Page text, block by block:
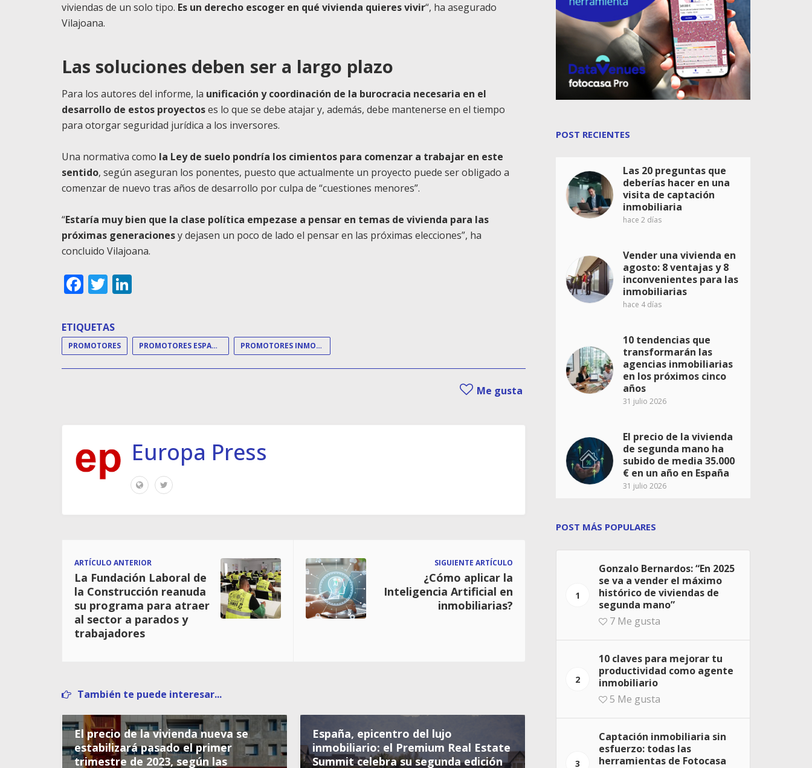
viviendas de un solo tipo. Es un derecho escoger en qué vivienda quieres vivir“, ha asegurado
Vilajoana.
Las soluciones deben ser a largo plazo
Para los autores del informe, la unificación y coordinación de la burocracia necesaria en el
desarrollo de estos proyectoses lo que se debe atajar y, además, debe mantenerse en el tiempo
para otorgar seguridad jurídica a los inversores.
Una normativa como la Ley de suelo pondría los cimientos para comenzar a trabajar en este
sentido, según aseguran los ponentes, puesto que actualmente un proyecto puede ser obligado a
comenzar de nuevo tras años de desarrollo por culpa de “cuestiones menores”.
“Estaría muy bien que la clase política empezase a pensar en temas de vivienda para las
próximas generacionesy dejasen un poco de lado el pensar en las próximas elecciones”, ha
concluido Vilajoana.
Facebook
Twitter
ETIQUETAS
PROMOTORES PROMOTORES ESPAÑOLES PROMOTORES INMOBILIARIOS
Me gusta
Europa Press
ARTÍCULO ANTERIOR
La Fundación Laboral de
la Construcción reanuda
su programa para atraer
al sector a parados y
trabajadores
SIGUIENTE ARTÍCULO
¿Cómo aplicar la
Inteligencia Artificial en
inmobiliarias?
También te puede interesar...
El precio de la vivienda nueva se
estabilizará pasado el primer
trimestre de 2023, según las
España, epicentro del lujo
inmobiliario: el Premium Real Estate
Summit celebra su segunda edición
POST RECIENTES
Las 20 preguntas que
deberías hacer en una
visita de captación
inmobiliaria
hace 2 días
Vender una vivienda en
agosto: 8 ventajas y 8
inconvenientes para las
inmobiliarias
hace 4 días
10 tendencias que
transformarán las
agencias inmobiliarias
en los próximos cinco
años
31 julio 2026
El precio de la vivienda
de segunda mano ha
subido de media 35.000
€ en un año en España
31 julio 2026
POST MÁS POPULARES
1
Gonzalo Bernardos: “En 2025
se va a vender el máximo
histórico de viviendas de
segunda mano”
7 Me gusta
2
10 claves para mejorar tu
productividad como agente
inmobiliario
5 Me gusta
3
Captación inmobiliaria sin
esfuerzo: todas las
herramientas de Fotocasa